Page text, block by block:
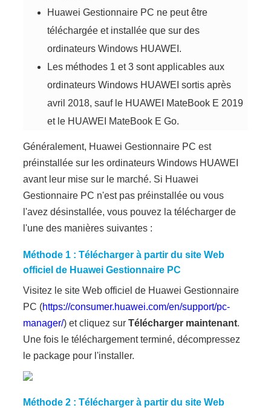
Huawei Gestionnaire PC ne peut être
téléchargée et installée que sur des
ordinateurs Windows HUAWEI.
Les méthodes 1 et 3 sont applicables aux
ordinateurs Windows HUAWEI sortis après
avril 2018, sauf le HUAWEI MateBook E 2019
et le HUAWEI MateBook E Go.
Généralement, Huawei Gestionnaire PC est
préinstallée sur les ordinateurs Windows HUAWEI
avant leur mise sur le marché. Si Huawei
Gestionnaire PC n'est pas préinstallée ou vous
l'avez désinstallée, vous pouvez la télécharger de
l'une des manières suivantes :
Méthode 1 : Télécharger à partir du site Web
officiel de Huawei Gestionnaire PC
Visitez le site Web officiel de Huawei Gestionnaire
PC (https://consumer.huawei.com/en/support/pc-
manager/) et cliquez surTélécharger maintenant.
Une fois le téléchargement terminé, décompressez
le package pour l'installer.
Méthode 2 : Télécharger à partir du site Web